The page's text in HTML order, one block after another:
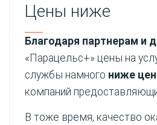
Цены ниже
Благодаря партнерам и
«Парацельс+» цены на
службы намного ниже цен
компаний
В тоже время, качество